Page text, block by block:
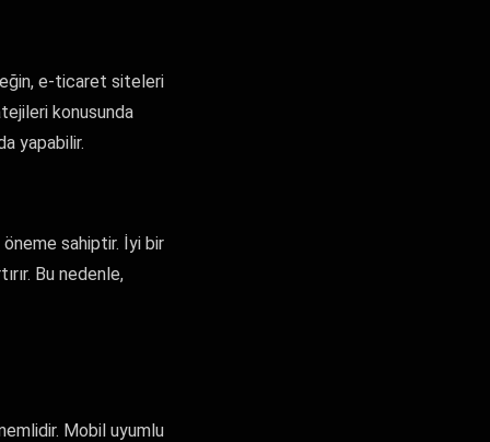
e-ticaret siteleri
konusunda
yapabilir.
sahiptir. İyi bir
Bu nedenle,
Mobil uyumlu